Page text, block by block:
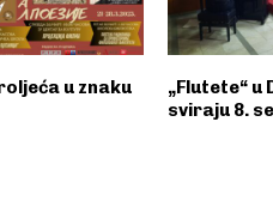
u znaku
„Flutete“ u
sviraju 8.